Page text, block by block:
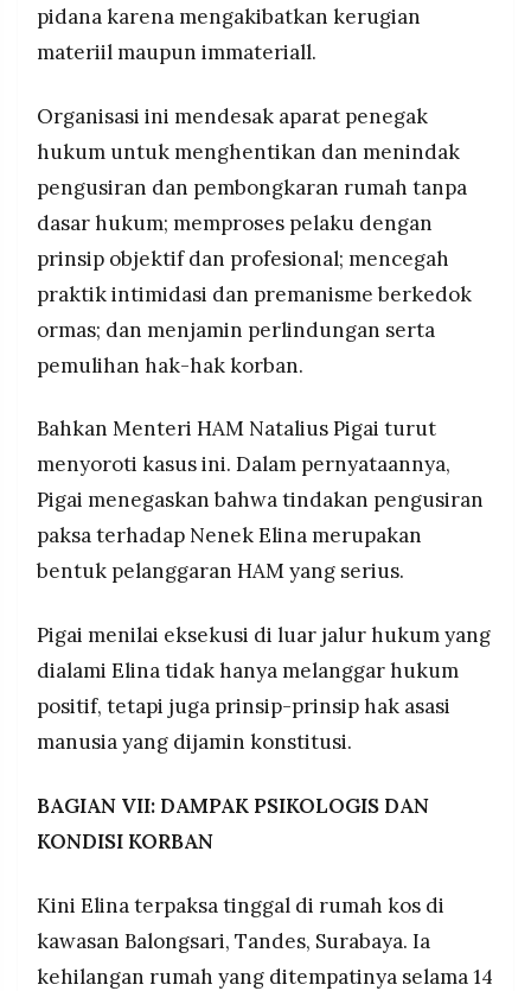
pidana karena mengakibatkan kerugian
materiil maupun immateriall.
Organisasi ini mendesak aparat penegak
hukum untuk menghentikan dan menindak
pengusiran dan pembongkaran rumah tanpa
dasar hukum; memproses pelaku dengan
prinsip objektif dan profesional; mencegah
praktik intimidasi dan premanisme berkedok
ormas; dan menjamin perlindungan serta
pemulihan hak-hak korban.
Bahkan Menteri HAM Natalius Pigai turut
menyoroti kasus ini. Dalam pernyataannya,
Pigai menegaskan bahwa tindakan pengusiran
paksa terhadap Nenek Elina merupakan
bentuk pelanggaran HAM yang serius.
Pigai menilai eksekusi di luar jalur hukum yang
dialami Elina tidak hanya melanggar hukum
positif, tetapi juga prinsip-prinsip hak asasi
manusia yang dijamin konstitusi.
BAGIAN VII: DAMPAK PSIKOLOGIS DAN
KONDISI KORBAN
Kini Elina terpaksa tinggal di rumah kos di
kawasan Balongsari, Tandes, Surabaya. Ia
kehilangan rumah yang ditempatinya selama 14